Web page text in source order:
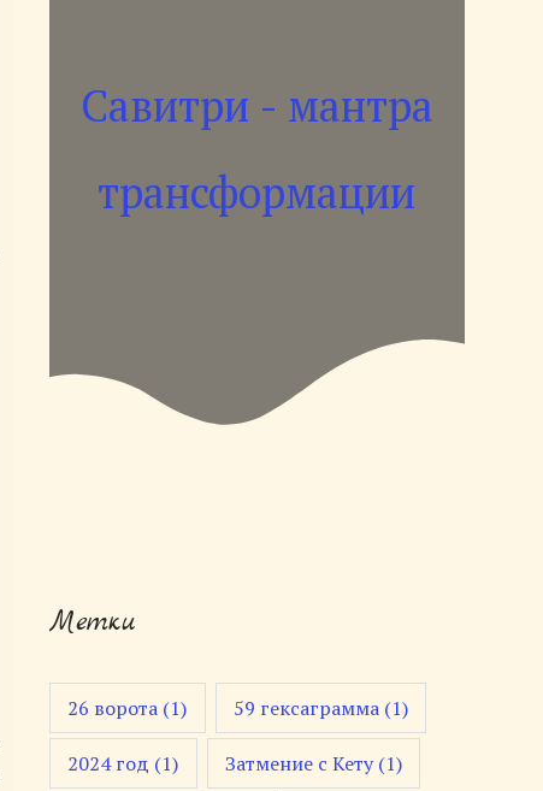
Савитри - мантра
трансформации
Метки
26 ворота (1) 59 гексаграмма(1)
2024 год (1) Затмение с Кету(1)